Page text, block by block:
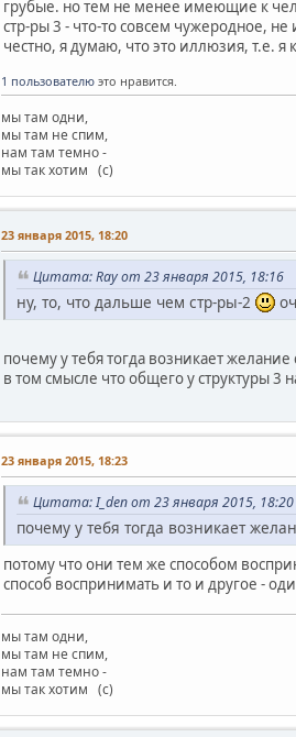
грубые. но тем не менее имеющие к
стр-ры 3 - что-то совсем чужеродное,
честно, я думаю, что это иллюзия, т.е. я
1 пользователю это нравится.
мы там одни,
мы там не спим,
нам там темно -
мы так хотим (с)
23 января 2015, 18:20
Цитата: Ray от 23 января 2015, 18:16
ну, то, что дальше чем стр-ры-2
почему у тебя тогда возникает
в том смысле что общего у структуры 3
23 января 2015, 18:23
Цитата: I_den от 23 января 2015, 18:20
почему у тебя тогда возникает
потому что они тем же способом
способ воспринимать и то и другое -
мы там одни,
мы там не спим,
нам там темно -
мы так хотим (с)